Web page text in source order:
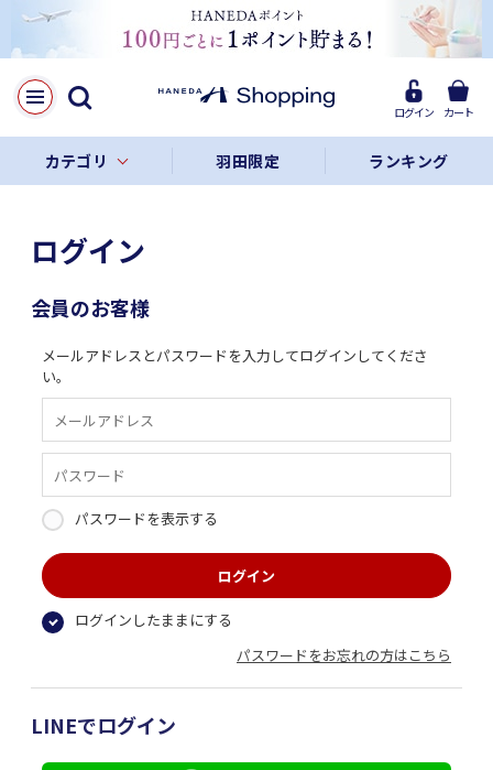
ログイン カート
カテゴリ 羽田限定 ランキング
ログイン
会員のお客様
メールアドレスとパスワードを入力してログインしてくださ
い。
パスワードを表示する
ログインしたままにする
パスワードをお忘れの方はこちら
LINEでログイン